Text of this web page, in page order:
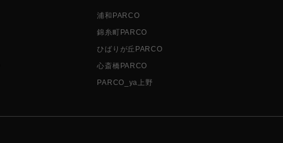
浦和PARCO
錦糸町PARCO
ひばりが丘PARCO
心斎橋PARCO
PARCO_ya上野